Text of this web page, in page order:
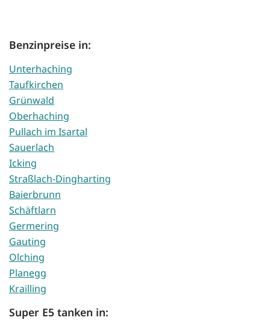
Benzinpreise in:
Unterhaching
Taufkirchen
Grünwald
Oberhaching
Pullach im Isartal
Sauerlach
Icking
Straßlach-Dingharting
Baierbrunn
Schäftlarn
Germering
Gauting
Olching
Planegg
Krailling
Super E5 tanken in: